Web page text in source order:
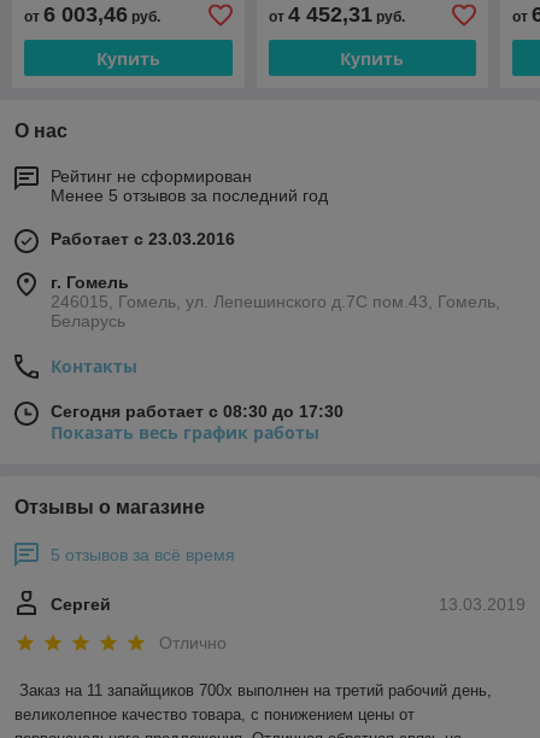
от 6 003,46 руб.
Купить
от 4 452,31руб.
Купить
от
О нас
Рейтинг не сформирован
Менее 5 отзывов за последний год
Работает с 23.03.2016
г. Гомель
246015, Гомель, ул. Лепешинского д.7С пом.43, Гомель,
Беларусь
Контакты
Сегодня работает с 08:30 до 17:30
Показать весь график работы
Отзывы о магазине
5 отзывов за всё время
13.03.2019
Сергей
Отлично
Заказ на 11 запайщиков 700х выполнен на третий рабочий день,
великолепное качество товара, с понижением цены от